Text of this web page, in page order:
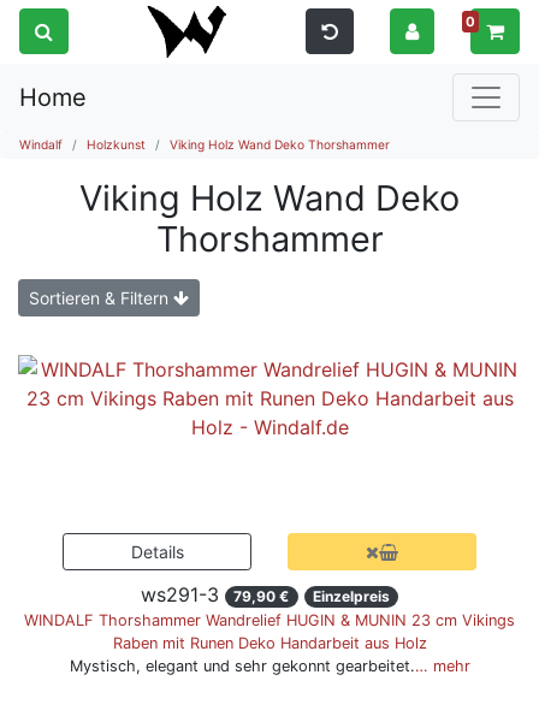
0
Home
Windalf Holzkunst Viking Holz Wand Deko Thorshammer
Viking Holz Wand Deko
Thorshammer
Sortieren & Filtern
ws291-3 79,90 €
Einzelpreis
WINDALF Thorshammer Wandrelief HUGIN & MUNIN 23 cm Vikings
Raben mit Runen Deko Handarbeit aus Holz
Mystisch, elegant und sehr gekonnt gearbeitet.… mehr